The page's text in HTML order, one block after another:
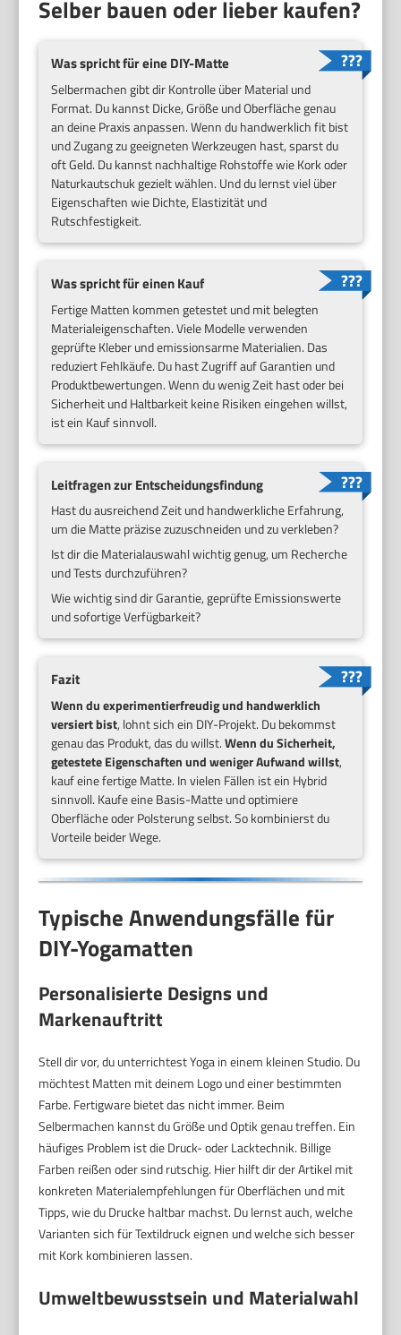
Selber bauen oder lieber kaufen?
Was spricht für eine DIY-Matte
Selbermachen gibt dir Kontrolle über Material und
Format. Du kannst Dicke, Größe und Oberfläche genau
an deine Praxis anpassen. Wenn du handwerklich fit bist
und Zugang zu geeigneten Werkzeugen hast, sparst du
oft Geld. Du kannst nachhaltige Rohstoffe wie Kork oder
Naturkautschuk gezielt wählen. Und du lernst viel über
Eigenschaften wie Dichte, Elastizität und
Rutschfestigkeit.
Was spricht für einen Kauf
Fertige Matten kommen getestet und mit belegten
Materialeigenschaften. Viele Modelle verwenden
geprüfte Kleber und emissionsarme Materialien. Das
reduziert Fehlkäufe. Du hast Zugriff auf Garantien und
Produktbewertungen. Wenn du wenig Zeit hast oder bei
Sicherheit und Haltbarkeit keine Risiken eingehen willst,
ist ein Kauf sinnvoll.
Leitfragen zur Entscheidungsfindung
Hast du ausreichend Zeit und handwerkliche Erfahrung,
um die Matte präzise zuzuschneiden und zu verkleben?
Ist dir die Materialauswahl wichtig genug, um Recherche
und Tests durchzuführen?
Wie wichtig sind dir Garantie, geprüfte Emissionswerte
und sofortige Verfügbarkeit?
Fazit
Wenn du experimentierfreudig und handwerklich
versiert bist, lohnt sich ein DIY-Projekt. Du bekommst
genau das Produkt, das du willst.Wenn du Sicherheit,
getestete Eigenschaften und weniger Aufwand willst,
kauf eine fertige Matte. In vielen Fällen ist ein Hybrid
sinnvoll. Kaufe eine Basis-Matte und optimiere
Oberfläche oder Polsterung selbst. So kombinierst du
Vorteile beider Wege.
Typische Anwendungsfälle für
DIY-Yogamatten
Personalisierte Designs und
Markenauftritt
Stell dir vor, du unterrichtest Yoga in einem kleinen Studio. Du
möchtest Matten mit deinem Logo und einer bestimmten
Farbe. Fertigware bietet das nicht immer. Beim
Selbermachen kannst du Größe und Optik genau treffen. Ein
häufiges Problem ist die Druck- oder Lacktechnik. Billige
Farben reißen oder sind rutschig. Hier hilft dir der Artikel mit
konkreten Materialempfehlungen für Oberflächen und mit
Tipps, wie du Drucke haltbar machst. Du lernst auch, welche
Varianten sich für Textildruck eignen und welche sich besser
mit Kork kombinieren lassen.
Umweltbewusstsein und Materialwahl